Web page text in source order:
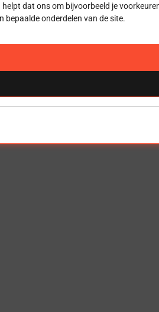
dat ons om bijvoorbeeld je
bepaalde onderdelen van de site.